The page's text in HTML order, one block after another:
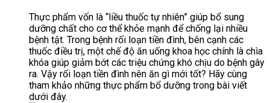
Thực phẩm vốn là “liều thuốc tự nhiên” giúp bổ sung
dưỡng chất cho cơ thể khỏe mạnh để chống lại nhiều
bệnh tật. Trong bệnh rối loạn tiền đình, bên cạnh các
thuốc điều trị, một chế độ ăn uống khoa học chính là chìa
khóa giúp giảm bớt các triệu chứng khó chịu do bệnh gây
ra. Vậy rối loạn tiền đình nên ăn gì mới tốt? Hãy cùng
tham khảo những thực phẩm bổ dưỡng trong bài viết
dưới đây.